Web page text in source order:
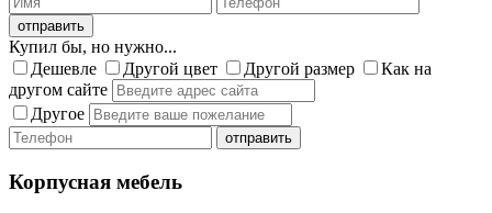
Купил бы, но нужно...
Дешевле
Другой цвет Другой размер
Как на
другом сайте
Другое
Корпусная мебель